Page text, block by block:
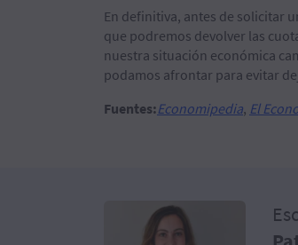
En definitiva, antes de solicitar
que podremos devolver las
nuestra situación económica
podamos afrontar para evitar
Fuentes:Economipedia, El